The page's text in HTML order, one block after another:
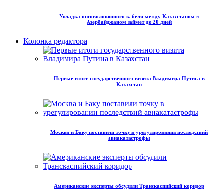
Укладка оптоволоконного кабеля между Казахстаном и
Азербайджаном займет до 20 дней
Колонка редактора
Первые итоги государственного визита Владимира Путина в
Казахстан
Москва и Баку поставили точку в урегулировании последствий
авиакатастрофы
Американские эксперты обсудили Транскаспийский коридор